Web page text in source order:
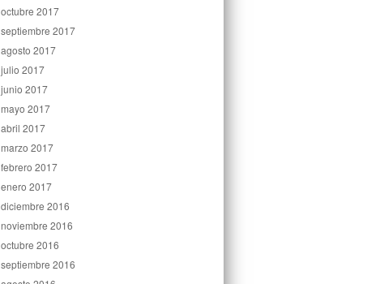
octubre 2017
septiembre 2017
agosto 2017
julio 2017
junio 2017
mayo 2017
abril 2017
marzo 2017
febrero 2017
enero 2017
diciembre 2016
noviembre 2016
octubre 2016
septiembre 2016